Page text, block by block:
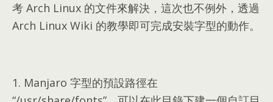
考 Arch Linux 的文件來解決 ， 這次也不例外 ， 透過
Arch Linux Wiki 的教學即可完成安裝字型的動作。
1. Manjaro 字型的預設路徑在